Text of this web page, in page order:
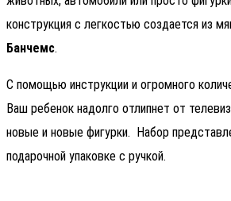
конструкция с легкостью создается из
Банчемс.
C помощью инструкции и огромного
Ваш ребенок надолго отлипнет от
новые и новые фигурки. Набор
подарочной упаковке с ручкой.